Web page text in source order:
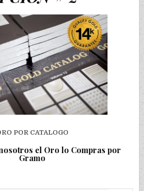
POR CATALOGO
el Oro lo Compras por
Gramo